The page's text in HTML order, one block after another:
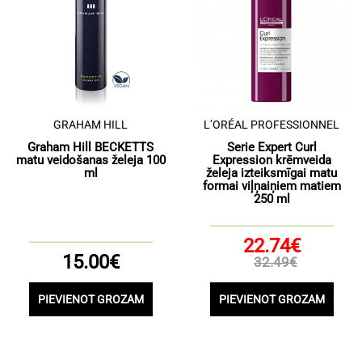
GRAHAM HILL
Graham Hill BECKETTS
matu veidošanas želeja 100
ml
15.00€
PIEVIENOT GROZAM
L’ORÉAL PROFESSIONNEL
Serie Expert Curl
Expression krēmveida
želeja izteiksmīgai matu
formai viļņaiņiem matiem
250 ml
22.74€
32.49€
PIEVIENOT GROZAM